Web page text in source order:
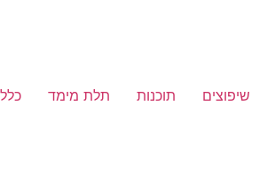
שיפוצים תוכנות תלת מימד